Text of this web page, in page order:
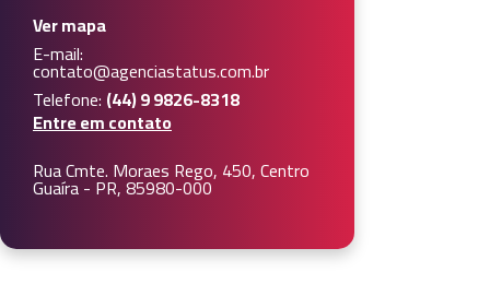
Ver mapa
E-mail:
contato@agenciastatus.com.br
Telefone: (44) 9 9826-8318
Entre em contato
Rua Cmte. Moraes Rego, 450, Centro
Guaíra - PR, 85980-000